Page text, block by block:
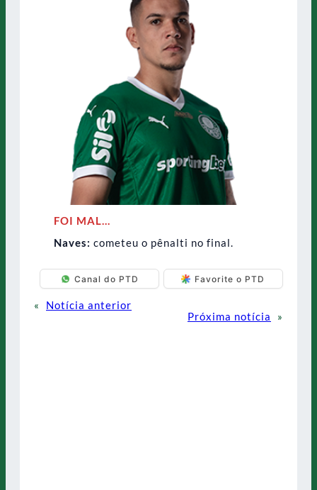
FOI MAL…
Naves: cometeu o pênalti no final.
Canal do PTD Favorite o PTD
«
Notícia anterior
Próxima notícia
»